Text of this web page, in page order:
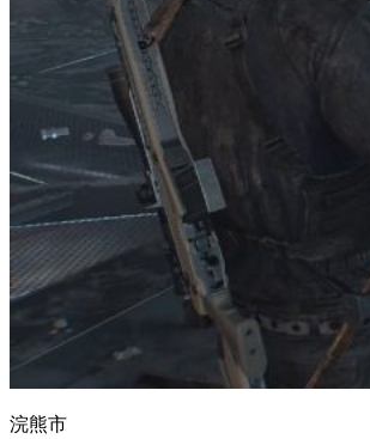
浣熊市